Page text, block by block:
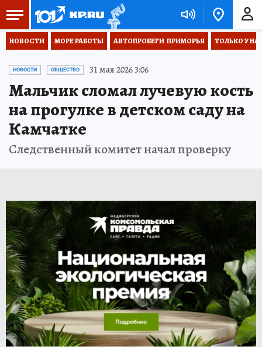
НОВОСТИ МОРЕ РАБОТЫ АВТОПРОБЕГИ  ПРИМОРЬЯ ТОЛЬКО У
НОВОСТИ ОБЩЕСТВО 31 мая 2026 3:06
Мальчик сломал лучевую кость
на прогулке в детском саду на
Камчатке
Следственный комитет начал проверку